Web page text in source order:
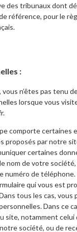
des tribunaux dont
référence, pour le
:
n’êtes pas tenu
lorsque vous
comporte certaines
proposés par notre
certaines
nom de votre
numéro de téléphone.
qui vous est
tous les cas, vous
Dans ce
site, notamment celui
société, ou de